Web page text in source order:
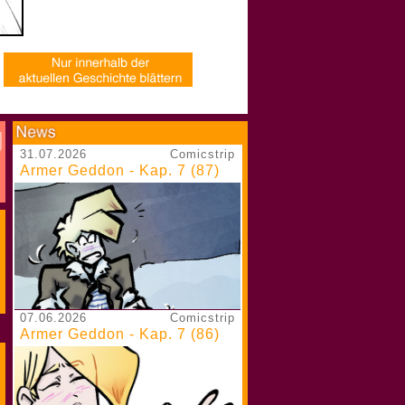
31.07.2026 Comicstrip
Armer Geddon - Kap. 7 (87)
07.06.2026 Comicstrip
Armer Geddon - Kap. 7 (86)